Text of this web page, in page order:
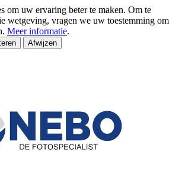
om uw ervaring beter te maken. Om te
wetgeving, vragen we uw toestemming om
Meer informatie.
Afwijzen